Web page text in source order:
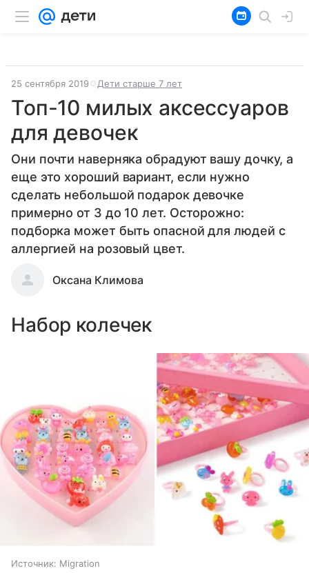
25 сентября 2019 Дети старше 7 лет
Топ-10 милых аксессуаров
для девочек
Они почти наверняка обрадуют вашу дочку, а
еще это хороший вариант, если нужно
сделать небольшой подарок девочке
примерно от 3 до 10 лет. Осторожно:
подборка может быть опасной для людей с
аллергией на розовый цвет.
Оксана Климова
Набор колечек
Источник: Migration